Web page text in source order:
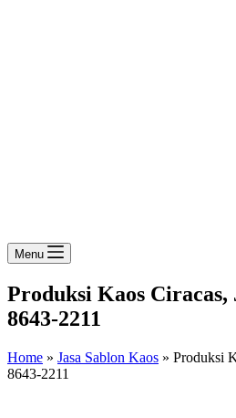
Menu
Produksi Kaos Ciracas,
8643-2211
Home » Jasa Sablon Kaos » Produksi
8643-2211